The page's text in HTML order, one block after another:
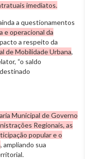
imediatos.
a questionamentos
e operacional da
a respeito da
de Mobilidade Urbana,
“o saldo
Municipal de Governo
Regionais, as
popular e o
, ampliando sua